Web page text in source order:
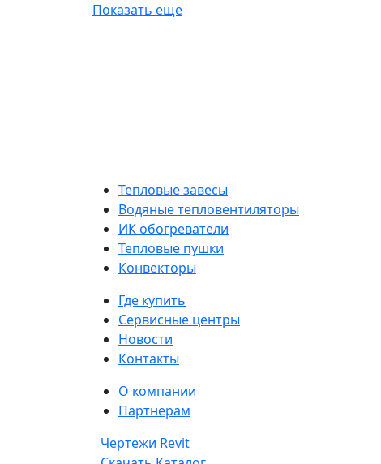
Показать еще
Тепловые завесы
Водяные тепловентиляторы
ИК обогреватели
Тепловые пушки
Конвекторы
Где купить
Сервисные центры
Новости
Контакты
О компании
Партнерам
Чертежи Revit